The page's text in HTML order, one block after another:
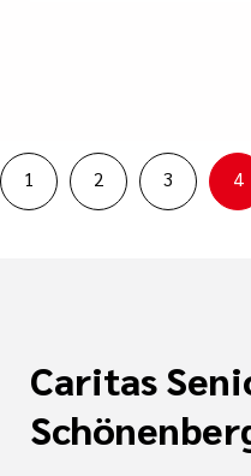
1 2 3 4
Caritas